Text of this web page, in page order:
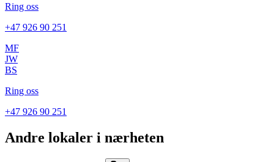
Ring oss
+47 926 90 251
MF
JW
BS
Ring oss
+47 926 90 251
Andre lokaler i nærheten